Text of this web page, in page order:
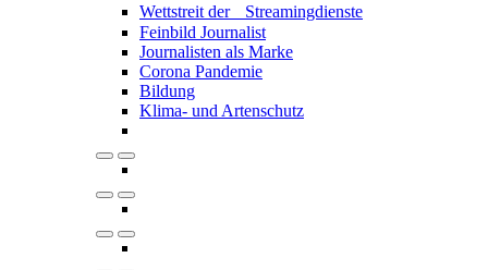
Wettstreit der Streamingdienste
Feinbild Journalist
Journalisten als Marke
Corona Pandemie
Bildung
Klima- und Artenschutz